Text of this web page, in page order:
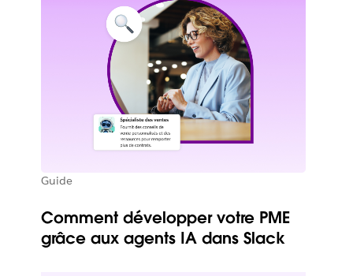
Guide
Comment développer votre PME
grâce aux agents IA dans Slack